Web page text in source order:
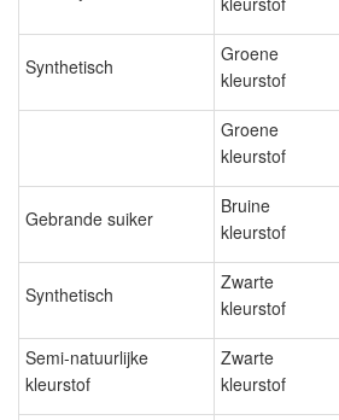
Synthetisch
Groene
kleurstof
Groene
kleurstof
Gebrande suiker
Bruine
kleurstof
Synthetisch
Zwarte
kleurstof
Semi-natuurlijke
kleurstof
Zwarte
kleurstof